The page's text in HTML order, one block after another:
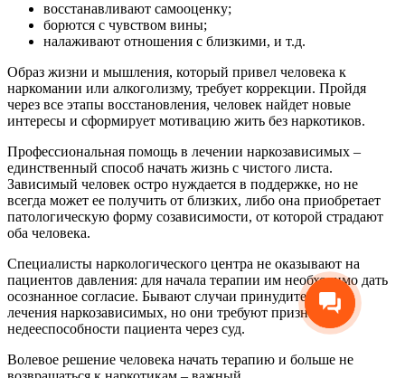
восстанавливают самооценку;
борются с чувством вины;
налаживают отношения с близкими, и т.д.
Образ жизни и мышления, который привел человека к
наркомании или алкоголизму, требует коррекции. Пройдя
через все этапы восстановления, человек найдет новые
интересы и сформирует мотивацию жить без наркотиков.
Профессиональная помощь в лечении наркозависимых –
единственный способ начать жизнь с чистого листа.
Зависимый человек остро нуждается в поддержке, но не
всегда может ее получить от близких, либо она приобретает
патологическую форму созависимости, от которой страдают
оба человека.
Специалисты наркологического центра не оказывают на
пациентов давления: для начала терапии им необходимо дать
осознанное согласие. Бывают случаи принудительного
лечения наркозависимых, но они требуют признания
недееспособности пациента через суд.
Волевое решение человека начать терапию и больше не